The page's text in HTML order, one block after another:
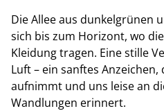
Die Allee aus dunkelgrünen
sich bis zum Horizont, wo
Kleidung tragen. Eine stille
Luft – ein sanftes
aufnimmt und uns leise an
Wandlungen erinnert.